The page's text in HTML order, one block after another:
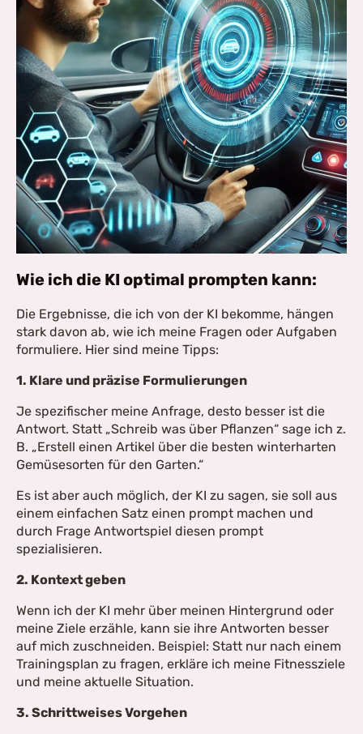
Wie ich die KI optimal prompten kann:
Die Ergebnisse, die ich von der KI bekomme, hängen
stark davon ab, wie ich meine Fragen oder Aufgaben
formuliere. Hier sind meine Tipps:
1. Klare und präzise Formulierungen
Je spezifischer meine Anfrage, desto besser ist die
Antwort. Statt „Schreib was über Pflanzen“ sage ich z.
B. „Erstell einen Artikel über die besten winterharten
Gemüsesorten für den Garten.“
Es ist aber auch möglich, der KI zu sagen, sie soll aus
einem einfachen Satz einen prompt machen und
durch Frage Antwortspiel diesen prompt
spezialisieren.
2. Kontext geben
Wenn ich der KI mehr über meinen Hintergrund oder
meine Ziele erzähle, kann sie ihre Antworten besser
auf mich zuschneiden. Beispiel: Statt nur nach einem
Trainingsplan zu fragen, erkläre ich meine Fitnessziele
und meine aktuelle Situation.
3. Schrittweises Vorgehen